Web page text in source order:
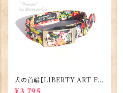
犬の首輪【LIBERTY ART FA
BRIC=Thorpe】BlossomCo